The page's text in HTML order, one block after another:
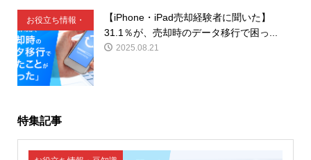
お役立ち情報・
豆知識
【iPhone・iPad売却経験者に聞いた】
31.1％が、売却時のデータ移行で困っ...
2025.08.21
特集記事